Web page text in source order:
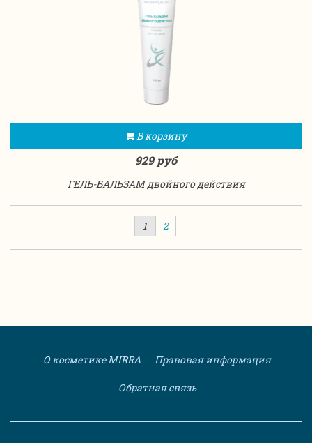
В корзину
929 руб
ГЕЛЬ-БАЛЬЗАМ двойного действия
1 2
О косметике MIRRA Правовая информация
Обратная связь